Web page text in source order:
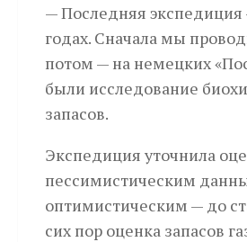
— Последняя
годах. Сначала мы
потом — на немецких
были исследование
запасов.
Экспедиция уточнила
пессимистическим
оптимистическим — до
сих пор оценка запасов